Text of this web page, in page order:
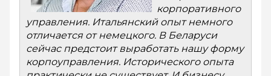
корпоративного
управления. Итальянский опыт немного
отличается от немецкого. В Беларуси
сейчас предстоит выработать нашу форму
корпоуправления. Исторического опыта